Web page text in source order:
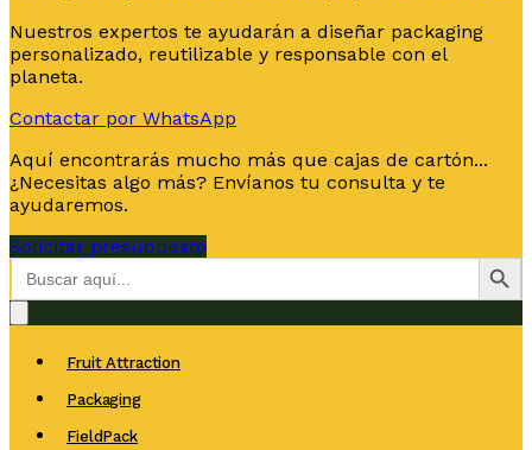
Nuestros expertos te ayudarán a diseñar packaging
personalizado, reutilizable y responsable con el
planeta.
Contactar por WhatsApp
Aquí encontrarás mucho más que cajas de cartón...
¿Necesitas algo más? Envíanos tu consulta y te
ayudaremos.
Solicitar presupuesto
Buscar:
Botón de
Fruit Attraction
Packaging
FieldPack